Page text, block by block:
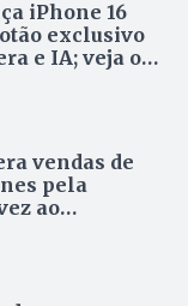
iPhone 16
exclusivo
e IA; veja o
vendas de
pela
ao